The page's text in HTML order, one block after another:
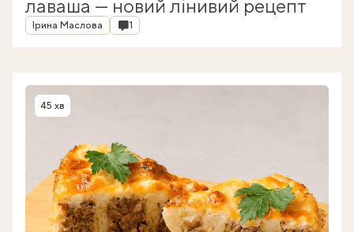
лаваша — новий лінивий рецепт
Автор
Ірина Маслова Коментарі
1
Час приготування
45 хв